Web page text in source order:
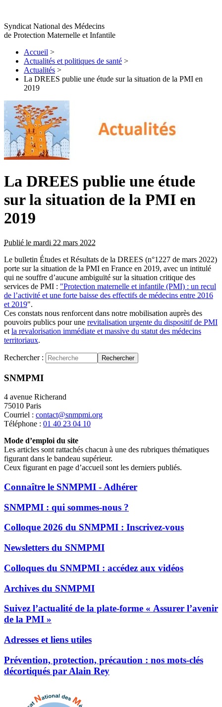
Syndicat National des Médecins
de Protection Maternelle et Infantile
Accueil >
Actualités et politiques de santé >
Actualités >
La DREES publie une étude sur la situation de la PMI en
2019
La DREES publie une étude
sur la situation de la PMI en
2019
Publié le mardi 22 mars 2022
Le bulletin Études et Résultats de la DREES (n°1227 de mars 2022)
porte sur la situation de la PMI en France en 2019, avec un intitulé
qui ne souffre d’aucune ambiguïté sur la situation critique des
services de PMI : "Protection maternelle et infantile (PMI) : un recul
de l’activité et une forte baisse des effectifs de médecins entre 2016
et 2019".
Ces constats nous renforcent dans notre mobilisation auprès des
pouvoirs publics pour une revitalisation urgente du dispositif de PMI
et la revalorisation immédiate et massive du statut des médecins
territoriaux.
Rechercher : Rechercher
SNMPMI
4 avenue Richerand
75010 Paris
Courriel : contact@snmpmi.org
Téléphone : 01 40 23 04 10
Mode d’emploi du site
Les articles sont rattachés chacun à une des rubriques thématiques
figurant dans le bandeau supérieur.
Ceux figurant en page d’accueil sont les derniers publiés.
Connaître le SNMPMI - Adhérer
SNMPMI : qui sommes-nous ?
Colloque 2026 du SNMPMI : Inscrivez-vous
Newsletters du SNMPMI
Colloques du SNMPMI : accédez aux vidéos
Archives du SNMPMI
Suivez l’actualité de la plate-forme « Assurer l’avenir
de la PMI »
Adresses et liens utiles
Prévention, protection, précaution : nos mots-clés
décortiqués par Alain Rey